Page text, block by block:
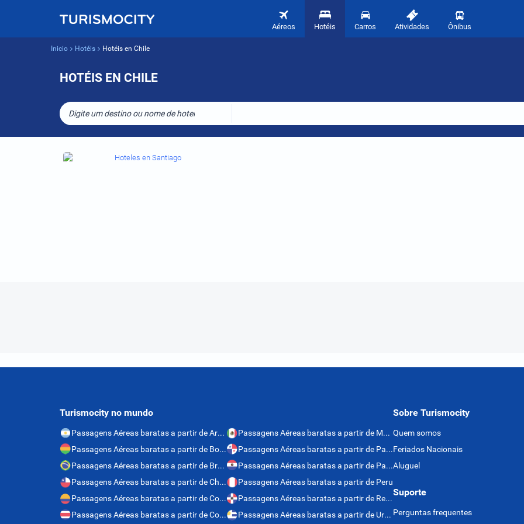
Aéreos Hotéis Carros Atividades Ônibus
Inicio Hotéis Hotéis en Chile
HOTÉIS EN CHILE
Digite um destino ou nome de hotel
Turismocity no mundo
Passagens Aéreas baratas a partir de Argentina
Passagens Aéreas baratas a partir de Bolívia
Passagens Aéreas baratas a partir de Brasil
Passagens Aéreas baratas a partir de Chile
Passagens Aéreas baratas a partir de Colômbia
Passagens Aéreas baratas a partir de Costa Rica
Passagens Aéreas baratas a partir de México
Passagens Aéreas baratas a partir de Panamá
Passagens Aéreas baratas a partir de Paraguai
Passagens Aéreas baratas a partir de Peru
Passagens Aéreas baratas a partir de Rep. Dominicana
Passagens Aéreas baratas a partir de Uruguai
Sobre Turismocity
Quem somos
Feriados Nacionais
Aluguel
Suporte
Perguntas frequentes